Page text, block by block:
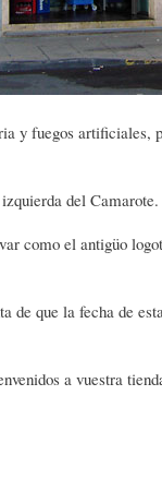
y fuegos
del Camarote.
como el antigüo
de que la fecha de
a vuestra